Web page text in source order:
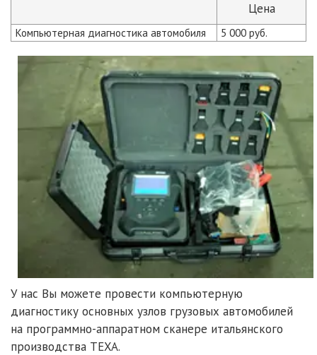
Цена
Компьютерная диагностика автомобиля 5 000 руб.
У нас Вы можете провести компьютерную
диагностику основных узлов грузовых автомобилей
на программно-аппаратном сканере итальянского
производства TEXA.